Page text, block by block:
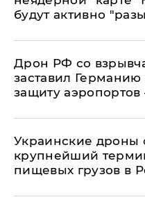
будут активно
​Дрон РФ со
заставил
защиту
Украинские дроны
крупнейший
пищевых грузов в